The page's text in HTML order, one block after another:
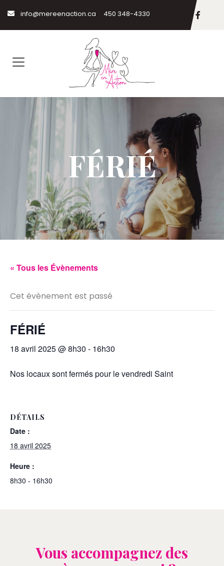
info@mereenaction.ca 450 348-4330
FÉRIÉ
« Tous les Évènements
Cet évènement est passé
FÉRIÉ
18 avril 2025 @ 8h30 - 16h30
Nos locaux sont fermés pour le vendredi Saint
DÉTAILS
Date :
18 avril 2025
Heure :
8h30 - 16h30
Vous accompagnez des